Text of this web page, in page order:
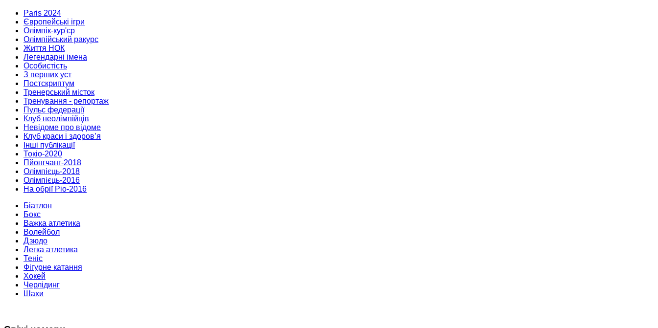
Paris 2024
Європейські ігри
Олімпік-кур'єр
Олімпійський ракурс
Життя НОК
Легендарні імена
Особистість
З перших уст
Постскриптум
Тренерський місток
Тренування - репортаж
Пульс федерації
Клуб неолімпійців
Невідоме про відоме
Клуб краси і здоров’я
Інші публікації
Токіо-2020
Пйонгчанг-2018
Олімпієць-2018
Олімпієць-2016
На обрії Ріо-2016
Біатлон
Бокс
Важка атлетика
Волейбол
Дзюдо
Легка атлетика
Теніс
Фігурне катання
Хокей
Черлідинг
Шахи